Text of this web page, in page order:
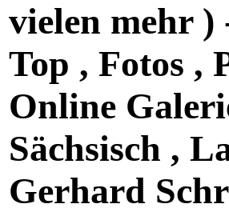
vielen mehr )
Top , Fotos ,
Online
Sächsisch ,
Gerhard